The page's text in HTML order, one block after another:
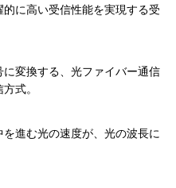
に高い受信性能を実現する受
変換する、光ファイバー通信
式。
進む光の速度が、光の波長に